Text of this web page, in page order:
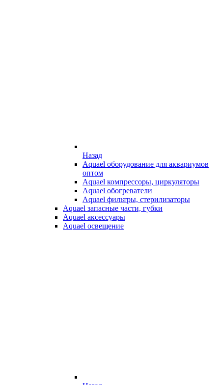
Назад
Aquael оборудование для аквариумов
оптом
Aquael компрессоры, циркуляторы
Aquael обогреватели
Aquael фильтры, стерилизаторы
Aquael запасные части, губки
Aquael аксессуары
Aquael освещение